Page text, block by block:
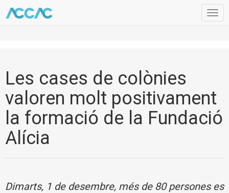
Les cases de colònies
valoren molt positivament
la formació de la Fundació
Alícia
Dimarts, 1 de desembre, més de 80 persones es